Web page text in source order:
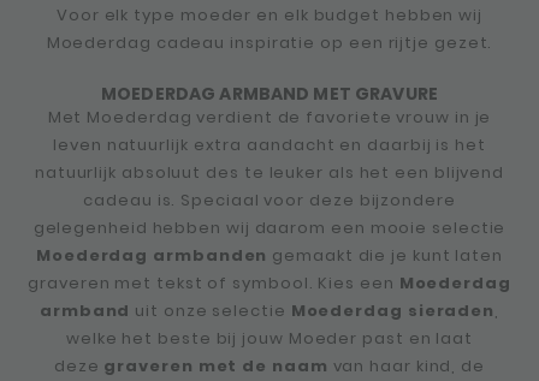
Voor elk type moeder en elk budget hebben wij
Moederdag cadeau inspiratie op een rijtje gezet.
MOEDERDAG ARMBAND MET GRAVURE
Met Moederdag verdient de favoriete vrouw in je
leven natuurlijk extra aandacht en daarbij is het
natuurlijk absoluut des te leuker als het een blijvend
cadeau is. Speciaal voor deze bijzondere
gelegenheid hebben wij daarom een mooie selectie
Moederdag armbanden gemaakt die je kunt laten
graveren met tekst of symbool. Kies een Moederdag
armband uit onze selectie Moederdag sieraden,
welke het beste bij jouw Moeder past en laat
deze graveren met de naam van haar kind, de